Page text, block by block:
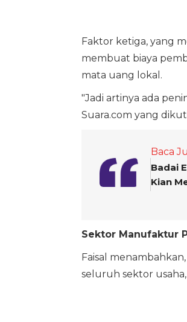
Faktor ketiga, yang
membuat biaya
mata uang lokal.
"Jadi artinya ada
Suara.com yang
Baca
Badai
Kian
Sektor Manufaktur
Faisal
seluruh sektor